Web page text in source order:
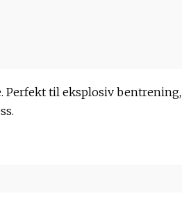
Perfekt til eksplosiv bentrening,